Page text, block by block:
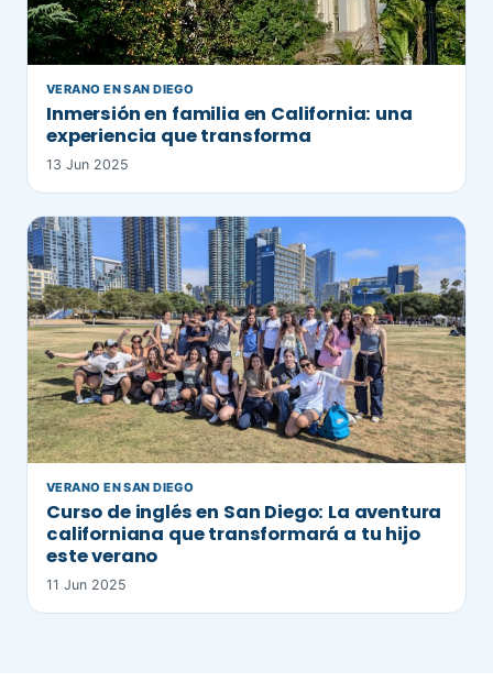
VERANO EN SAN DIEGO
Inmersión en familia en California: una
experiencia que transforma
13 Jun 2025
VERANO EN SAN DIEGO
Curso de inglés en San Diego: La aventura
californiana que transformará a tu hijo
este verano
11 Jun 2025